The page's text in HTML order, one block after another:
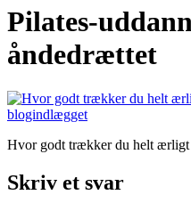
Pilates-
åndedrættet
Hvor godt trækker du helt
Skriv et svar